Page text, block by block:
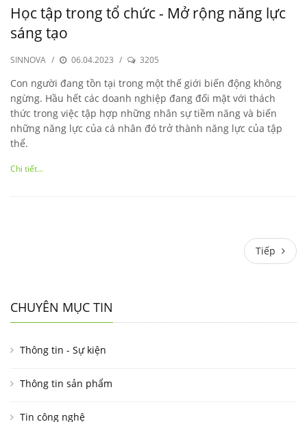
Học tập trong tổ chức - Mở rộng năng lực
sáng tạo
SINNOVA / 06.04.2023 / 3205
Con người đang tồn tại trong một thế giới biến động không
ngừng. Hầu hết các doanh nghiệp đang đối mặt với thách
thức trong việc tập hợp những nhân sự tiềm năng và biến
những năng lực của cá nhân đó trở thành năng lực của tập
thể.
Chi tiết...
Tiếp Tiếp
CHUYÊN MỤC TIN
Thông tin - Sự kiện
Thông tin sản phẩm
Tin công nghệ